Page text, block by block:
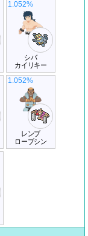
シバ
カイリキー
1.052%
レンブ
ローブシン
1.052%